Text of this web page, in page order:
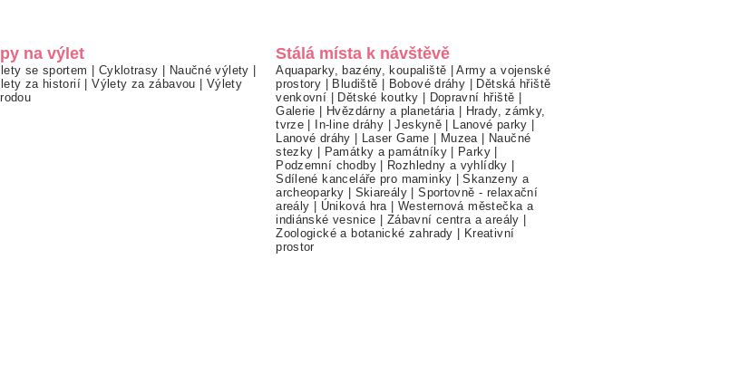
na výlet
se sportem | Cyklotrasy | Naučné výlety |
za historií |Výlety za zábavou | Výlety
Stálá místa k návštěvě
Aquaparky, bazény, koupaliště |Army a vojenské
prostory | Bludiště | Bobové dráhy | Dětská hřiště
venkovní | Dětské koutky | Dopravní hřiště |
Galerie | Hvězdárny a planetária | Hrady, zámky,
tvrze | In-line dráhy |Jeskyně | Lanové parky |
Lanové dráhy | Laser Game | Muzea | Naučné
stezky | Památky a památníky| Parky |
Podzemní chodby| Rozhledny a vyhlídky |
Sdílené kanceláře pro maminky |Skanzeny a
archeoparky | Skiareály |Sportovně - relaxační
areály | Úniková hra |Westernová městečka a
indiánské vesnice | Zábavní centra a areály |
Zoologické a botanické zahrady | Kreativní
prostor